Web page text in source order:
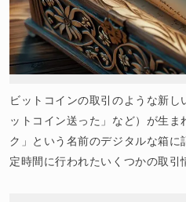
ビットコインの取引のような新
ットコイン送った」など）が生
ク」という名前のデジタルな箱
定時間に行われたいくつかの取引